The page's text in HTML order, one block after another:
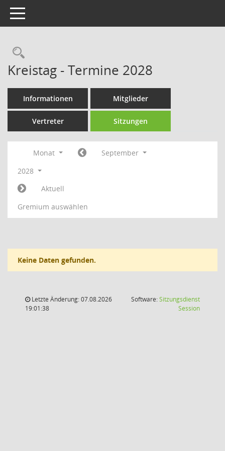
Toggle navigation
Rechercheauswahl
Kreistag - Termine 2028
Informationen Mitglieder
Vertreter Sitzungen
Monat
September
2028
Aktuell
Gremium auswählen
Keine Daten gefunden.
Letzte Änderung: 07.08.2026
19:01:38
Software:Sitzungsdienst
Session(Wird in